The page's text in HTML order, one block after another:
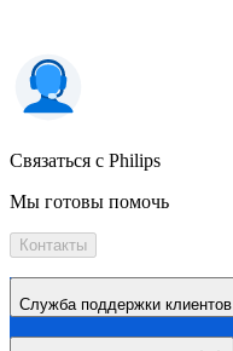
Связаться с Philips
Мы готовы помочь
Контакты
Служба поддержки клиентов